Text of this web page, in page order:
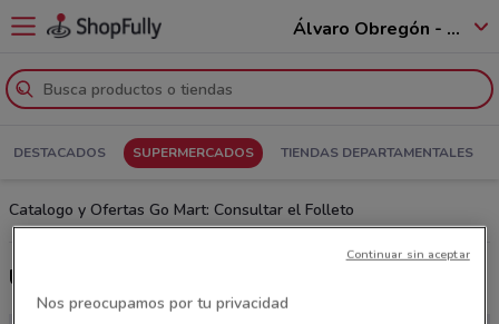
Álvaro Obregón - 01520
DESTACADOS SUPERMERCADOS TIENDAS DEPARTAMENTALES
Catalogo y Ofertas Go Mart: Consultar el Folleto
Últimas ofertas Go Mart
Nos preocupamos por tu privacidad
Continuar sin aceptar